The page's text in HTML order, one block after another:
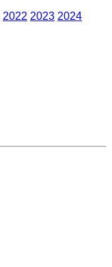
2022 2023 2024